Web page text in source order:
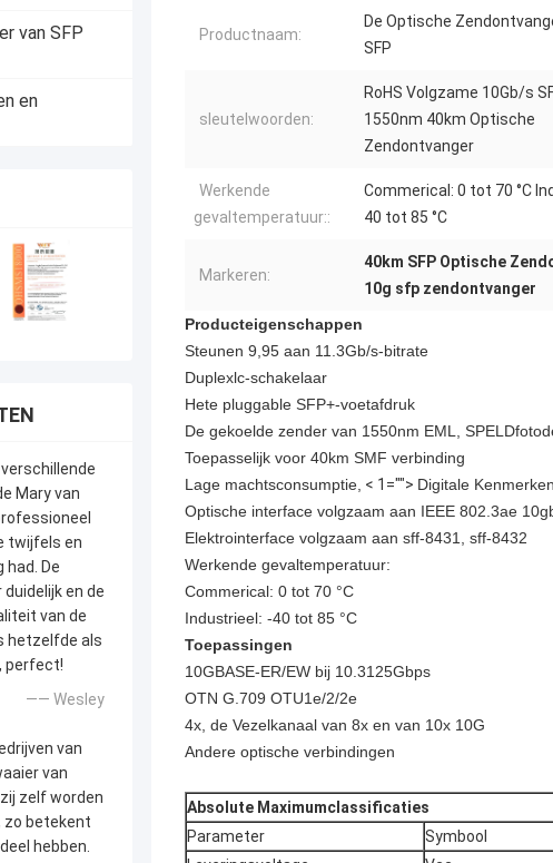
van SFP
en
Mary van
twijfels en
had. De
en de
van de
hetzelfde als
perfect!
—— Wesley
van
van
zelf worden
zo betekent
hebben.
Productnaam:
De Optische
SFP
sleutelwoorden:
RoHS Volgzame 10Gb/s
1550nm 40km Optische
Zendontvanger
Werkende
gevaltemperatuur::
Commerical: 0 tot 70 °C
40 tot 85 °C
Markeren:
40km SFP Optische
10g sfp zendontvanger
Producteigenschappen
Steunen 9,95 aan 11.3Gb/s-bitrate
Duplexlc-schakelaar
Hete pluggable SFP+-voetafdruk
De gekoelde zender van 1550nm EML,
Toepasselijk voor 40km SMF verbinding
Lage machtsconsumptie, < 1=""> Digitale
Optische interface volgzaam aan IEEE 802.3ae
Elektrointerface volgzaam aan sff-8431, sff-8432
Werkende gevaltemperatuur:
Commerical: 0 tot 70 °C
Industrieel: -40 tot 85 °C
Toepassingen
10GBASE-ER/EW bij 10.3125Gbps
OTN G.709 OTU1e/2/2e
4x, de Vezelkanaal van 8x en van 10x 10G
Andere optische verbindingen
Absolute Maximumclassificaties
Parameter
Symbool